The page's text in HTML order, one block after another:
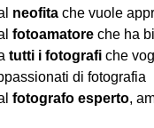
neofita che vuole
fotoamatore che ha
tutti i fotografi che
di fotografia
fotografo esperto,